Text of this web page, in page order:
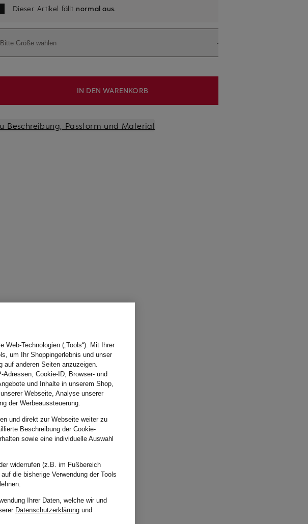
Dieser Artikel fällt normal aus.
Bitte Größe wählen
IN DEN WARENKORB
Beschreibung, Passform und Material
Web-Technologien („Tools“). Mit Ihrer
um Ihr Shoppingerlebnis und unser
auf anderen Seiten anzuzeigen.
Cookie-ID, Browser- und
und Inhalte in unserem Shop,
Webseite, Analyse unserer
der Werbeaussteuerung.
und direkt zur Webseite weiter zu
Beschreibung der Cookie-
sowie eine individuelle Auswahl
widerrufen (z.B. im Fußbereich
die bisherige Verwendung der Tools
Ihrer Daten, welche wir und
Datenschutzerklärung und